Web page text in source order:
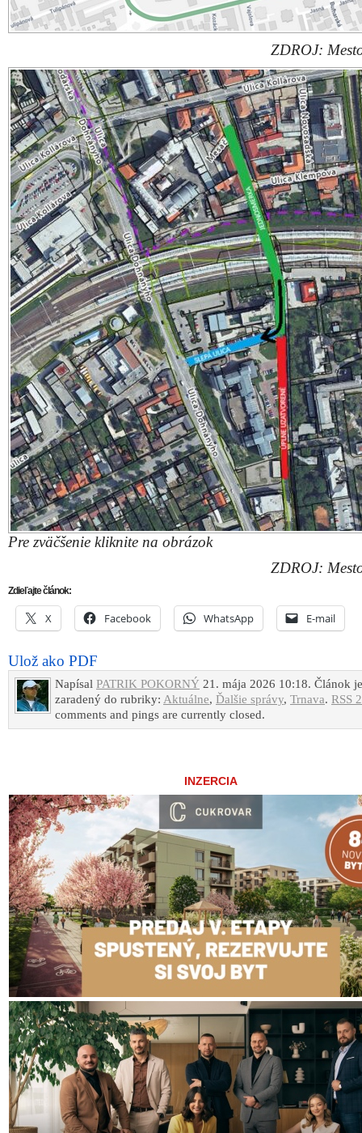
ZDROJ:
Pre zväčšenie kliknite na obrázok
ZDROJ:
Zdieľajte článok:
X Facebook WhatsApp E-mail
Ulož ako PDF
Napísal PATRIK POKORNÝ 21. mája 2026 10:18. Článok je
zaradený do rubriky: Aktuálne, Ďalšie správy, Trnava. RSS
comments and pings are currently closed.
INZERCIA